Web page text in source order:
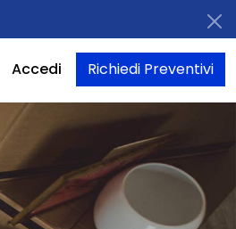
Accedi Richiedi Preventivi